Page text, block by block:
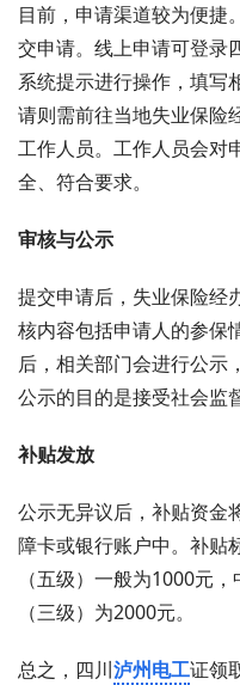
目前，申请渠道较为便捷
交申请。线上申请可登录
系统提示进行操作，填写
请则需前往当地失业保险
工作人员。工作人员会对
全、符合要求。
审核与公示
提交申请后，失业保险经
核内容包括申请人的参保
后，相关部门会进行公示
公示的目的是接受社会监
补贴发放
公示无异议后，补贴资金
障卡或银行账户中。补贴
（五级）一般为1000元
（三级）为2000元。
总之，四川泸州电工证领